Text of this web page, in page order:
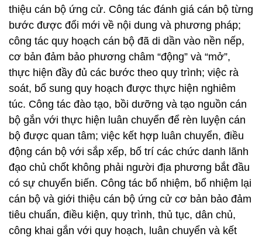
thiệu cán bộ ứng cử. Công tác đánh giá cán bộ từng
bước được đổi mới về nội dung và phương pháp;
công tác quy hoạch cán bộ đã di dần vào nền nếp,
cơ bản đảm bảo phương châm “động” và “mở”,
thực hiện đầy đủ các bước theo quy trình; việc rà
soát, bổ sung quy hoạch được thực hiện nghiêm
túc. Công tác đào tạo, bồi dưỡng và tạo nguồn cán
bộ gắn với thực hiện luân chuyển để rèn luyện cán
bộ được quan tâm; việc kết hợp luân chuyển, điều
động cán bộ với sắp xếp, bố trí các chức danh lãnh
đạo chủ chốt không phải người địa phương bắt đầu
có sự chuyển biến. Công tác bổ nhiệm, bổ nhiệm lại
cán bộ và giới thiệu cán bộ ứng cử cơ bản bảo đảm
tiêu chuẩn, điều kiện, quy trình, thủ tục, dân chủ,
công khai gắn với quy hoạch, luân chuyển và kết